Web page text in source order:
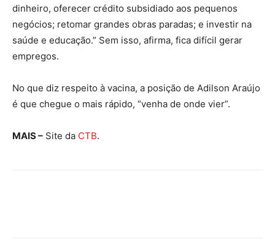
dinheiro, oferecer crédito subsidiado aos pequenos
negócios; retomar grandes obras paradas; e investir na
saúde e educação.” Sem isso, afirma, fica difícil gerar
empregos.
No que diz respeito à vacina, a posição de Adilson Araújo
é que chegue o mais rápido, “venha de onde vier”.
MAIS – Site da CTB.